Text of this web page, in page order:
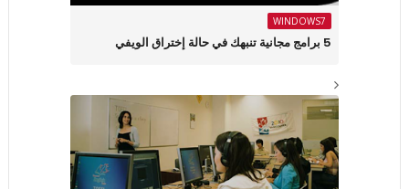
WINDOWS7
5 برامج مجانية تنبهك في حالة إختراق الويفي